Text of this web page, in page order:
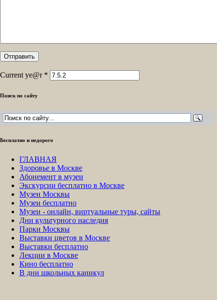
Current ye@r *
Поиск по сайту
Бесплатно и недорого
ГЛАВНАЯ
Здоровье в Москве
Абонемент в музеи
Экскурсии бесплатно в Москве
Музеи Москвы
Музеи бесплатно
Музеи - онлайн, виртуальные туры, сайты
Дни культурного наследия
Парки Москвы
Выставки цветов в Москве
Выставки бесплатно
Лекции в Москве
Кино бесплатно
В дни школьных каникул